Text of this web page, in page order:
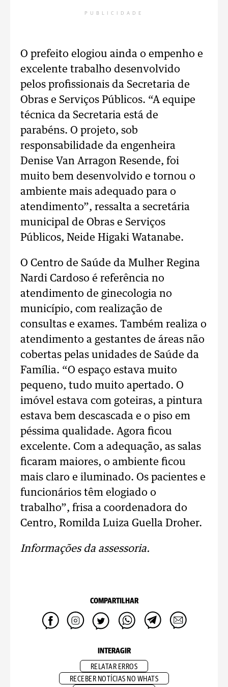
PUBLICIDADE
O prefeito elogiou ainda o empenho e
excelente trabalho desenvolvido
pelos profissionais da Secretaria de
Obras e Serviços Públicos. “A equipe
técnica da Secretaria está de
parabéns. O projeto, sob
responsabilidade da engenheira
Denise Van Arragon Resende, foi
muito bem desenvolvido e tornou o
ambiente mais adequado para o
atendimento”, ressalta a secretária
municipal de Obras e Serviços
Públicos, Neide Higaki Watanabe.
O Centro de Saúde da Mulher Regina
Nardi Cardoso é referência no
atendimento de ginecologia no
município, com realização de
consultas e exames. Também realiza o
atendimento a gestantes de áreas não
cobertas pelas unidades de Saúde da
Família. “O espaço estava muito
pequeno, tudo muito apertado. O
imóvel estava com goteiras, a pintura
estava bem descascada e o piso em
péssima qualidade. Agora ficou
excelente. Com a adequação, as salas
ficaram maiores, o ambiente ficou
mais claro e iluminado. Os pacientes e
funcionários têm elogiado o
trabalho”, frisa a coordenadora do
Centro, Romilda Luiza Guella Droher.
Informações da assessoria.
COMPARTILHAR
INTERAGIR
RELATAR ERROS
RECEBER NOTÍCIAS NO WHATS